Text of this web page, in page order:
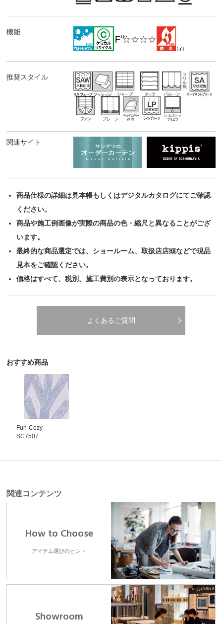
機能
推奨スタイル
関連サイト
商品仕様の詳細は見本帳もしくはデジタルカタログにてご確認
ください。
商品や施工例画像が実際の商品の色・縮尺と異なることがござ
います。
最終的な商品選定では、ショールーム、取扱店店頭などで現品
見本をご確認ください。
価格はすべて、税別、施工費別の表示となっております。
よくあるご質問
おすすめ商品
Fun‐Cozy
SC7507
関連コンテンツ
How to Choose
アイテム選びのヒント
Showroom